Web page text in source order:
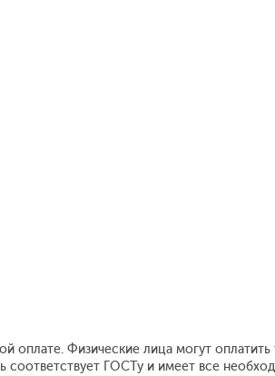
оплате. Физические лица могут
соответствует ГОСТу и имеет все